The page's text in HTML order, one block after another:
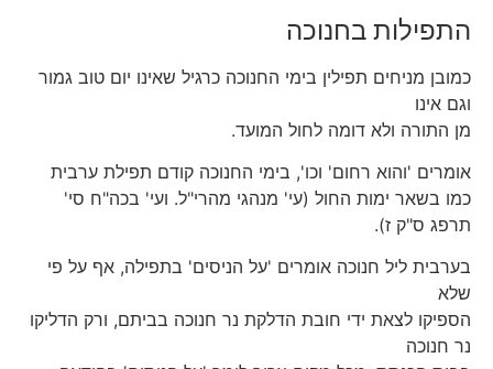
התפילות בחנוכה
כמובן מניחים תפילין בימי החנוכה כרגיל שאינו יום טוב גמור
וגם אינו
מן התורה ולא דומה לחול המועד.
אומרים 'והוא רחום' וכו', בימי החנוכה קודם תפילת ערבית
כמו בשאר ימות החול (עי' מנהגי מהרי"ל. ועי' בכה"ח סי'
תרפג ס"ק ז).
בערבית ליל חנוכה אומרים 'על הניסים' בתפילה, אף על פי
שלא
הספיקו לצאת ידי חובת הדלקת נר חנוכה בביתם, ורק הדליקו
נר חנוכה